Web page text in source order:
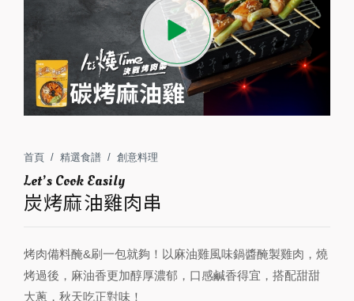
首頁 精選食譜 創意料理
炭烤麻油雞肉串
烤肉備料醃&刷一包就夠！以麻油雞風味鍋醬醃製雞肉，燒
烤過後，麻油香更加醇厚濃郁，口感鹹香得宜，搭配甜甜
大蔥，秋天吃正對味！
烤肉備料醃&刷一包就夠！以麻油雞風味鍋醬醃製雞肉，燒
大蔥，秋天吃正對味！
3人份 15
PREPARATION
準備食材及配料